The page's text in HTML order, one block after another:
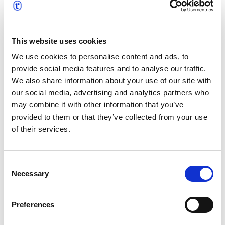
This website uses cookies
We use cookies to personalise content and ads, to
provide social media features and to analyse our traffic.
We also share information about your use of our site with
our social media, advertising and analytics partners who
may combine it with other information that you’ve
provided to them or that they’ve collected from your use
of their services.
Selection
Necessary
Preferences
eingebracht. ProLangua, das vor über 20 Jahren
gegründet wurde, hat sich für seine
innovativen Einsatz von Technologie zur
Rationalisierung von Projekten einen Namen gemacht.
Sowohl ProLangua als auch text&form wurden Teil der
t’works-Gruppe, wo ihre jahrzehntelange Erfahrung
unter einem Dach vereint ist. Gemeinsam bieten diese
beiden starken und renommierten Teams
hochmoderne Lösungen für die Übersetzung,
Lokalisierung und das Management mehrsprachiger
strategischen Partnerschaften von t’works unterstützt